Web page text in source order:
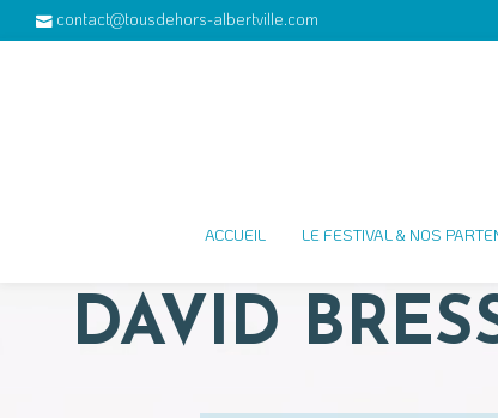
contact@tousdehors-albertville.com
ACCUEIL LE FESTIVAL & NOS
DAVID